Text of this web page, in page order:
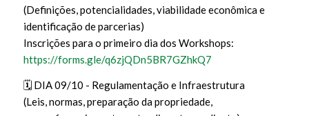
(Definições, potencialidades, viabilidade econômica e
identificação de parcerias)
Inscrições para o primeiro dia dos Workshops:
https://forms.gle/q6zjQDn5BR7GZhkQ7
🗓 DIA 09/10 - Regulamentação e Infraestrutura
(Leis, normas, preparação da propriedade,